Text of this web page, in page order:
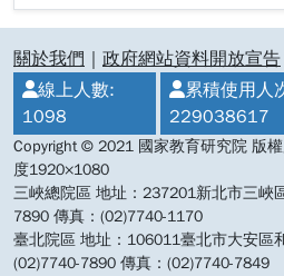
:::關於我們 政府網站資料開放宣告
線上人數:
1098
累積使用人
229038617
Copyright © 2021 國家教育研究院 版
度1920×1080
三峽總院區 地址：237201新北市三峽
7890 傳真：(02)7740-1170
臺北院區 地址：106011臺北市大安區
(02)7740-7890 傳真：(02)7740-7849